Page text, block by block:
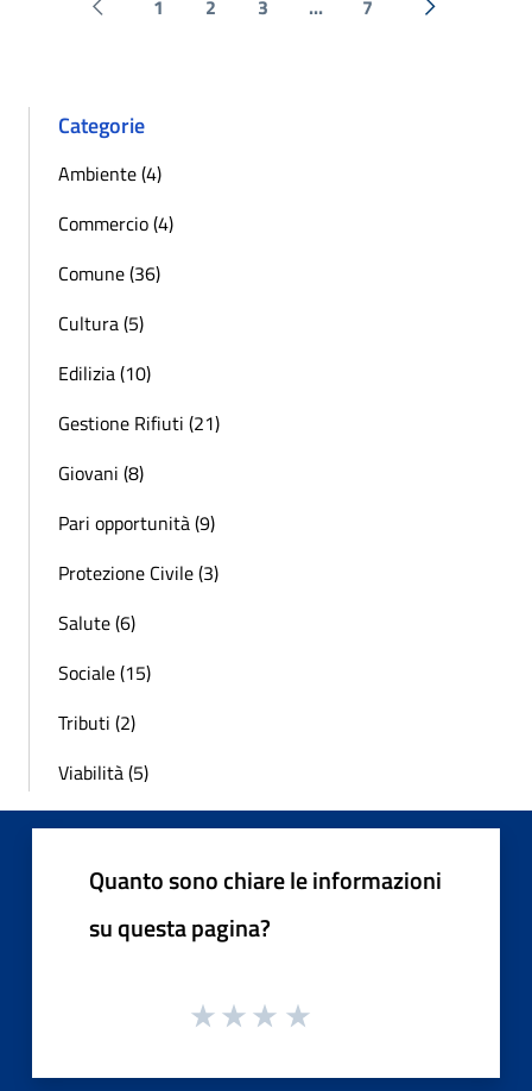
Pagina precedente
1 2 3 ... 7 Successiva
Categorie
Ambiente (4)
Commercio (4)
Comune (36)
Cultura (5)
Edilizia (10)
Gestione Rifiuti (21)
Giovani (8)
Pari opportunità (9)
Protezione Civile (3)
Salute (6)
Sociale (15)
Tributi (2)
Viabilità (5)
Quanto sono chiare le informazioni
su questa pagina?